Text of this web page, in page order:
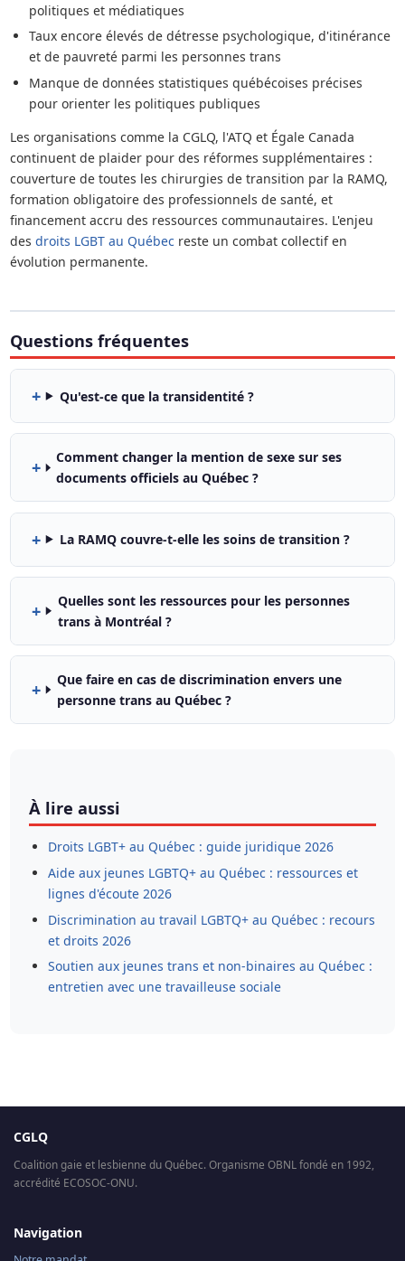
politiques et médiatiques
Taux encore élevés de détresse psychologique, d'itinérance
et de pauvreté parmi les personnes trans
Manque de données statistiques québécoises précises
pour orienter les politiques publiques
Les organisations comme la CGLQ, l'ATQ et Égale Canada
continuent de plaider pour des réformes supplémentaires :
couverture de toutes les chirurgies de transition par la RAMQ,
formation obligatoire des professionnels de santé, et
financement accru des ressources communautaires. L'enjeu
desdroits LGBT au Québec reste un combat collectif en
évolution permanente.
Questions fréquentes
Qu'est-ce que la transidentité ?
Comment changer la mention de sexe sur ses
documents officiels au Québec ?
La RAMQ couvre-t-elle les soins de transition ?
Quelles sont les ressources pour les personnes
trans à Montréal ?
Que faire en cas de discrimination envers une
personne trans au Québec ?
À lire aussi
Droits LGBT+ au Québec : guide juridique 2026
Aide aux jeunes LGBTQ+ au Québec : ressources et
lignes d'écoute 2026
Discrimination au travail LGBTQ+ au Québec : recours
et droits 2026
Soutien aux jeunes trans et non-binaires au Québec :
entretien avec une travailleuse sociale
CGLQ
Coalition gaie et lesbienne du Québec. Organisme OBNL fondé en 1992,
accrédité ECOSOC-ONU.
Navigation